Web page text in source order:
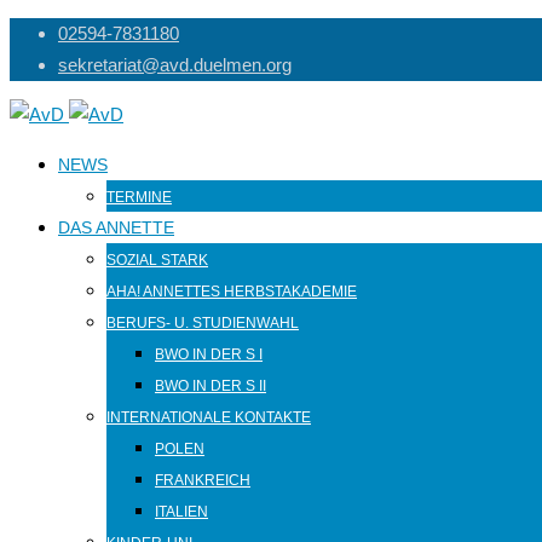
Skip
content
02594-7831180
sekretariat@avd.duelmen.org
NEWS
TERMINE
DAS ANNETTE
SOZIAL STARK
AHA! ANNETTES HERBSTAKADEMIE
BERUFS- U. STUDIENWAHL
BWO IN DER S I
BWO IN DER S II
INTERNATIONALE KONTAKTE
POLEN
FRANKREICH
ITALIEN